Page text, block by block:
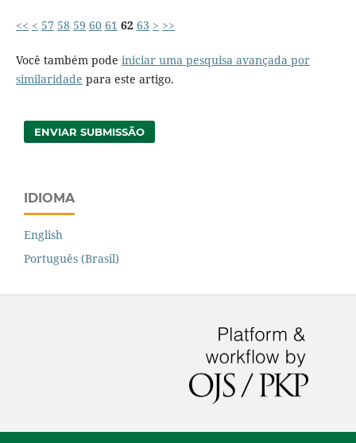
<< < 57 58 59 60 61 62 63 > >>
Você também pode iniciar uma pesquisa avançada por
similaridade para este artigo.
ENVIAR SUBMISSÃO
IDIOMA
English
Português (Brasil)